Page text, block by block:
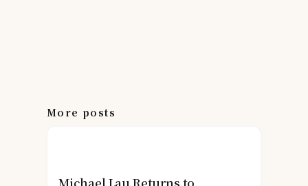
More posts
Michael Lau Returns to